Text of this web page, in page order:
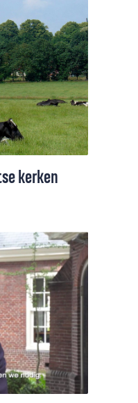
kerken
van Dijk
Gieterveen,
en langs